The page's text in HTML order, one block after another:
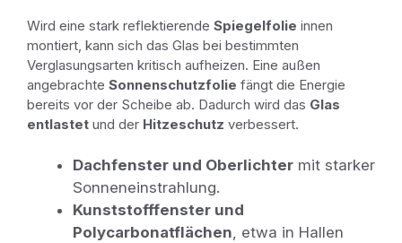
Wird eine stark reflektierende Spiegelfolie innen
montiert, kann sich das Glas bei bestimmten
Verglasungsarten kritisch aufheizen. Eine außen
angebrachte Sonnenschutzfolie fängt die Energie
bereits vor der Scheibe ab. Dadurch wird das Glas
entlastet und der Hitzeschutz verbessert.
Dachfenster und Oberlichter mit starker
Sonneneinstrahlung.
Kunststofffenster und
Polycarbonatflächen, etwa in Hallen